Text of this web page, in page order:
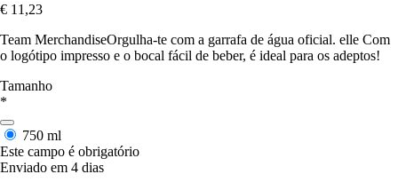
€ 11,23
Team MerchandiseOrgulha-te com a garrafa de água oficial. elle Com
o logótipo impresso e o bocal fácil de beber, é ideal para os adeptos!
Tamanho
*
750 ml
Este campo é obrigatório
Enviado em 4 dias